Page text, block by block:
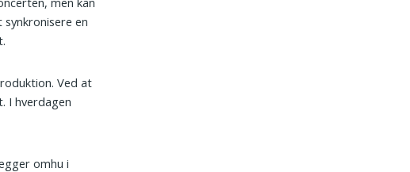
en
Ved at
I hverdagen
omhu i